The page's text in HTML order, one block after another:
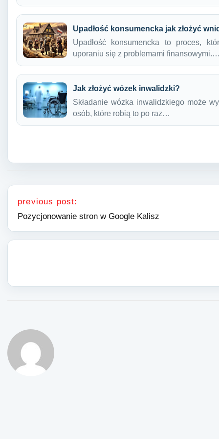
Upadłość konsumencka jak złożyć
Upadłość konsumencka to proces,
uporaniu się z problemami
Jak złożyć wózek inwalidzki?
Składanie wózka inwalidzkiego może
osób, które robią to po raz…
Nawigacja wpisu
previous post:
Pozycjonowanie stron w Google Kalisz